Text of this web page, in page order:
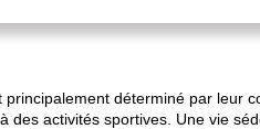
déterminé par leur
des activités sportives. Une vie